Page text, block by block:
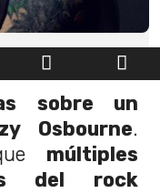
sobre un
Osbourne.
múltiples
del rock